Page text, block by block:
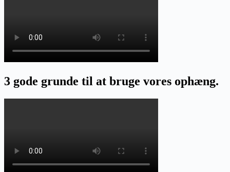
3 gode grunde til at bruge vores ophæng.